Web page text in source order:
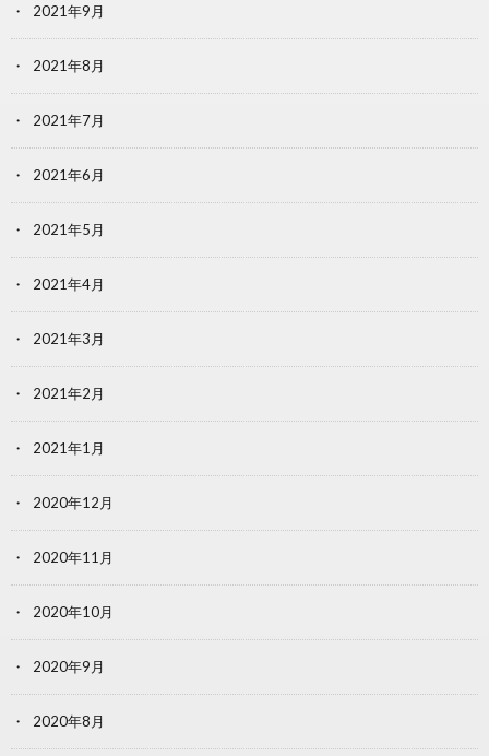
2021年9月
2021年8月
2021年7月
2021年6月
2021年5月
2021年4月
2021年3月
2021年2月
2021年1月
2020年12月
2020年11月
2020年10月
2020年9月
2020年8月